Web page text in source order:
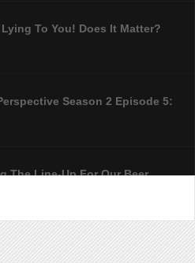
To You! Does It Matter?
Season 2 Episode 5:
The Line-Up For Our Beer